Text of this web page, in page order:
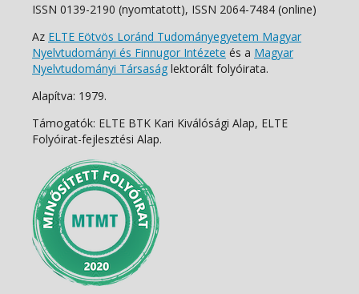
ISSN 0139-2190 (nyomtatott), ISSN 2064-7484 (online)
Az ELTE Eötvös Loránd Tudományegyetem Magyar
Nyelvtudományi és Finnugor Intézete és a Magyar
Nyelvtudományi Társaság lektorált folyóirata.
Alapítva: 1979.
Támogatók: ELTE BTK Kari Kiválósági Alap, ELTE
Folyóirat-fejlesztési Alap.